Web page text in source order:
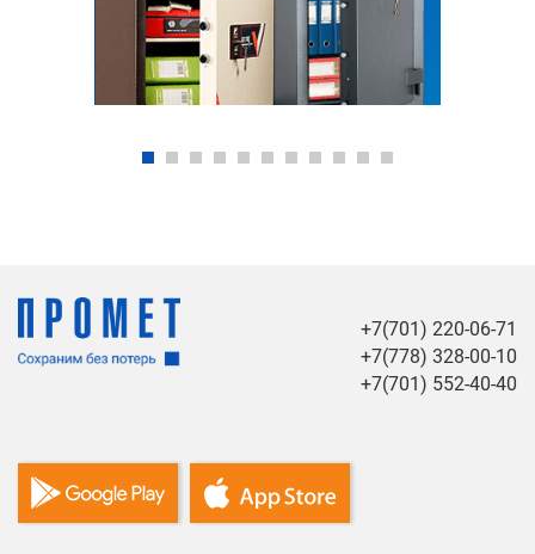
+7(701) 220-06-71
+7(778) 328-00-10
+7(701) 552-40-40